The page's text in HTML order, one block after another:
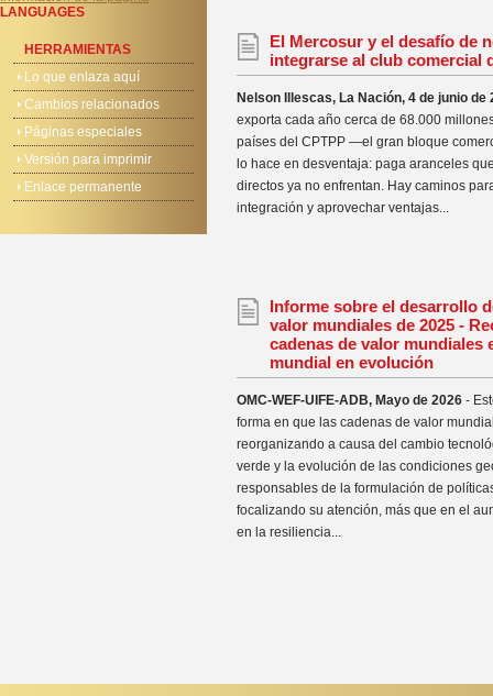
LANGUAGES
HERRAMIENTAS
Lo que enlaza aquí
Cambios relacionados
Páginas especiales
Versión para imprimir
Enlace permanente
El Mercosur y el desafío de
integrarse al club comercial
Nelson Illescas, La Nación, 4 de junio de
exporta cada año cerca de 68.000
países del CPTPP —el gran bloque
lo hace en desventaja: paga aranceles
directos ya no enfrentan. Hay caminos
integración y aprovechar ventajas...
Informe sobre el desarrollo
valor mundiales de 2025 -
cadenas de valor mundiales
mundial en evolución
OMC-WEF-UIFE-ADB, Mayo de 2026 -
forma en que las cadenas de valor
reorganizando a causa del cambio
verde y la evolución de las condiciones
responsables de la formulación de
focalizando su atención, más que en el
en la resiliencia...